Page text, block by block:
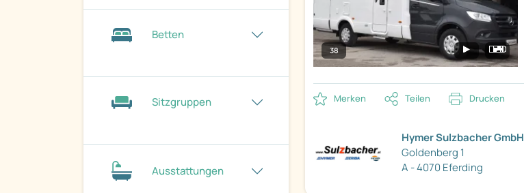
38
Merken Teilen Drucken
Hymer Sulzbacher GmbH
Goldenberg 1
A - 4070 Eferding
Betten
Sitzgruppen
Ausstattungen